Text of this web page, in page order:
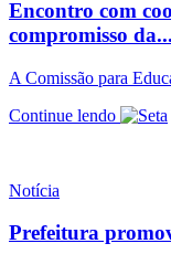
Encontro com
compromisso da...
A Comissão para
Continue lendo
Notícia
Prefeitura